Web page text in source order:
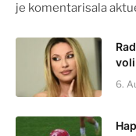
je komentarisala
6.